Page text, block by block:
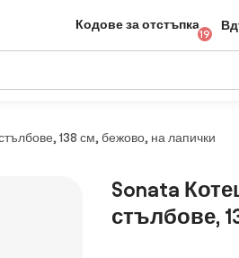
Кодове за отстъпка
19
138 см, бежово, на лапички
Sonata
стълбове,